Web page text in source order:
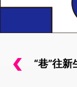
“巷”往